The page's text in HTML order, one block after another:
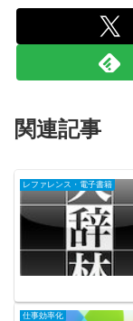
関連記事
レファレンス・電子書籍
仕事効率化